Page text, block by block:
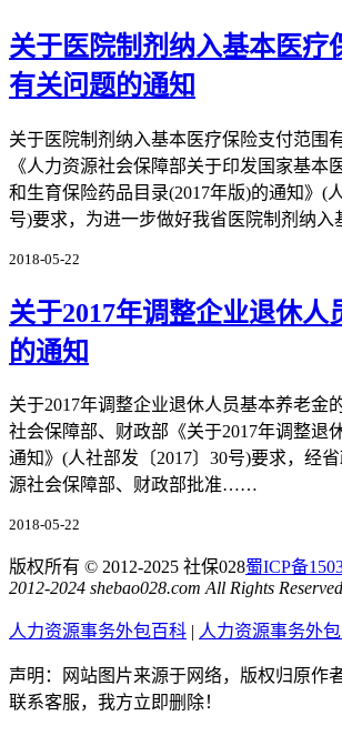
关于医院制剂纳入基本医疗
有关问题的通知
关于医院制剂纳入基本医疗保险支付范围
《人力资源社会保障部关于印发国家基本
和生育保险药品目录(2017年版)的通知》(
号)要求，为进一步做好我省医院制剂纳
2018-05-22
关于2017年调整企业退休人
的通知
关于2017年调整企业退休人员基本养老金
社会保障部、财政部《关于2017年调整退
通知》(人社部发〔2017〕30号)要求，经
源社会保障部、财政部批准……
2018-05-22
版权所有 © 2012-2025 社保028蜀ICP备
2012-2024 shebao028.com All Rights Reserved
人力资源事务外包百科 人力资源事务外
声明：网站图片来源于网络，版权归原作
联系客服，我方立即删除！